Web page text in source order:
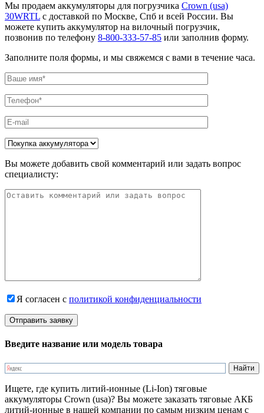
Мы продаем аккумуляторы для погрузчика Crown (usa)
30WRTL с доставкой по Москве, Спб и всей России. Вы
можете купить аккумулятор на вилочный погрузчик,
позвонив по телефону 8-800-333-57-85 или заполнив форму.
Заполните поля формы, и мы свяжемся с вами в течение часа.
Вы можете добавить свой комментарий или задать вопрос
специалисту:
Я согласен с политикой конфиденциальности
Введите название или модель товара
Ищете, где купить литий-ионные (Li-Ion) тяговые
аккумуляторы Crown (usa)? Вы можете заказать тяговые АКБ
литий-ионные в нашей компании по самым низким ценам с